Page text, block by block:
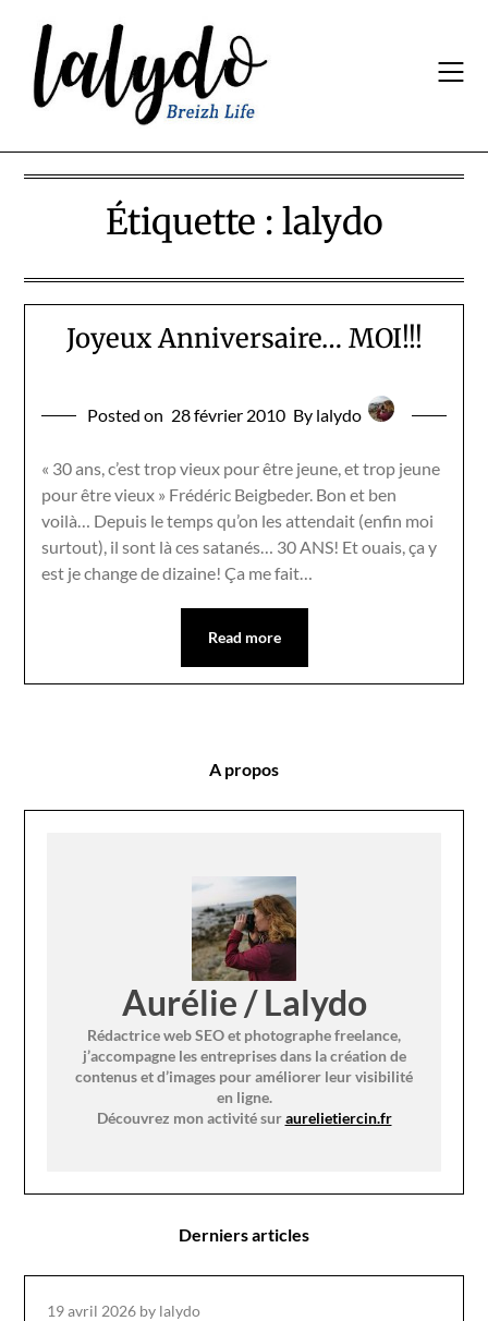
content
Étiquette : lalydo
Joyeux Anniversaire… MOI!!!
Posted on 28 février 2010 By lalydo
« 30 ans, c’est trop vieux pour être jeune, et trop jeune
pour être vieux » Frédéric Beigbeder. Bon et ben
voilà… Depuis le temps qu’on les attendait (enfin moi
surtout), il sont là ces satanés… 30 ANS! Et ouais, ça y
est je change de dizaine! Ça me fait…
Read more
A propos
Aurélie / Lalydo
Rédactrice web SEO et photographe freelance,
j’accompagne les entreprises dans la création de
contenus et d’images pour améliorer leur visibilité
en ligne.
Découvrez mon activité suraurelietiercin.fr
Derniers articles
19 avril 2026 by lalydo